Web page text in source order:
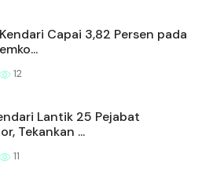
Capai 3,82 Persen pada
12
Lantik 25 Pejabat
Tekankan ...
11